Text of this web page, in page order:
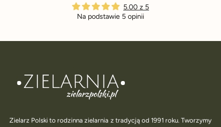
5.00 z 5
Na podstawie 5 opinii
Zielarz Polski to rodzinna zielarnia z tradycją od 1991 roku. Tworzymy